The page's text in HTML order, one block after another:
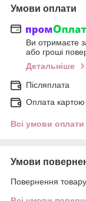
Умови оплати
Ви отримаєте
або гроші
Детальніше
Післяплата
Оплата
Всі умови оплати
Умови
Повернення